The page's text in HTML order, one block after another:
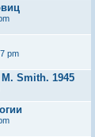
pm
Smith. 1945